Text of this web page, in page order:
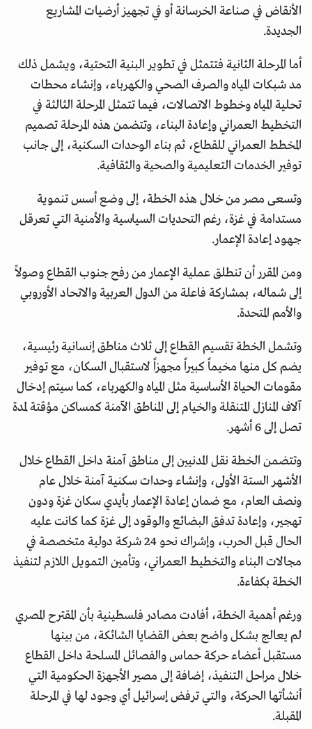
الأنقاض في صناعة الخرسانة أو في تجهيز أرضيات المشاريع
الجديدة.
أما المرحلة الثانية فتتمثل في تطوير البنية التحتية، ويشمل ذلك
مد شبكات المياه والصرف الصحي والكهرباء، وإنشاء محطات
تحلية المياه وخطوط الاتصالات، فيما تتمثل المرحلة الثالثة في
التخطيط العمراني وإعادة البناء، وتتضمن هذه المرحلة تصميم
المخطط العمراني للقطاع، ثم بناء الوحدات السكنية، إلى جانب
توفير الخدمات التعليمية والصحية والثقافية.
وتسعى مصر من خلال هذه الخطة، إلى وضع أسس تنموية
مستدامة في غزة، رغم التحديات السياسية والأمنية التي تعرقل
جهود إعادة الإعمار.
ومن المقرر أن تنطلق عملية الإعمار من رفح جنوب القطاع وصولاً
إلى شماله، بمشاركة فاعلة من الدول العربية والاتحاد الأوروبي
والأمم المتحدة.
وتشمل الخطة تقسيم القطاع إلى ثلاث مناطق إنسانية رئيسية،
يضم كل منها مخيماً كبيراً مجهزاً لاستقبال السكان، مع توفير
مقومات الحياة الأساسية مثل المياه والكهرباء، كما سيتم إدخال
آلاف المنازل المتنقلة والخيام إلى المناطق الآمنة كمساكن مؤقتة لمدة
تصل إلى 6 أشهر.
وتتضمن الخطة نقل المدنيين إلى مناطق آمنة داخل القطاع خلال
الأشهر الستة الأولى، وإنشاء وحدات سكنية آمنة خلال عام
ونصف العام، مع ضمان إعادة الإعمار بأيدي سكان غزة ودون
تهجير، وإعادة تدفق البضائع والوقود إلى غزة كما كانت عليه
الحال قبل الحرب، وإشراك نحو 24 شركة دولية متخصصة في
مجالات البناء والتخطيط العمراني، وتأمين التمويل اللازم لتنفيذ
الخطة بكفاءة.
ورغم أهمية الخطة، أفادت مصادر فلسطينية بأن المقترح المصري
لم يعالج بشكل واضح بعض القضايا الشائكة، من بينها
مستقبل أعضاء حركة حماس والفصائل المسلحة داخل القطاع
خلال مراحل التنفيذ، إضافة إلى مصير الأجهزة الحكومية التي
أنشأتها الحركة، والتي ترفض إسرائيل أي وجود لها في المرحلة
المقبلة.